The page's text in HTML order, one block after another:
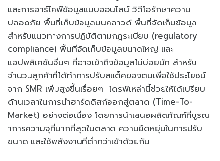
และการอาร์ไคฟ์ข้อมูลแบบออนไลน์ วิดีโอรักษาความ
ปลอดภัย พื้นที่เก็บข้อมูลบนคลาวด์ พื้นที่จัดเก็บข้อมูล
สำหรับแนวทางการปฏิบัติตามกฎระเบียบ (regulatory
compliance) พื้นที่จัดเก็บข้อมูลขนาดใหญ่ และ
แอปพลิเคชันอื่นๆ ที่อาจเข้าถึงข้อมูลไม่บ่อยนัก สำหรับ
จำนวนลูกค้าที่ได้ทำการปรับสแต็คของตนเพื่อใช้ประโยชน์
จาก SMR เพิ่มสูงขึ้นเรื่อยๆ ไดรฟ์เหล่านี้ช่วยให้ได้เปรียบ
ด้านเวลาในการนำฮาร์ดดิสก์ออกสู่ตลาด (Time-To-
Market) อย่างต่อเนื่อง โดยการนำเสนอผลิตภัณฑ์ที่บูรณ
าการความจุที่มากที่สุดในตลาด ความยืดหยุ่นในการปรับ
ขนาด และใช้พลังงานที่ต่ำกว่าเข้าด้วยกัน